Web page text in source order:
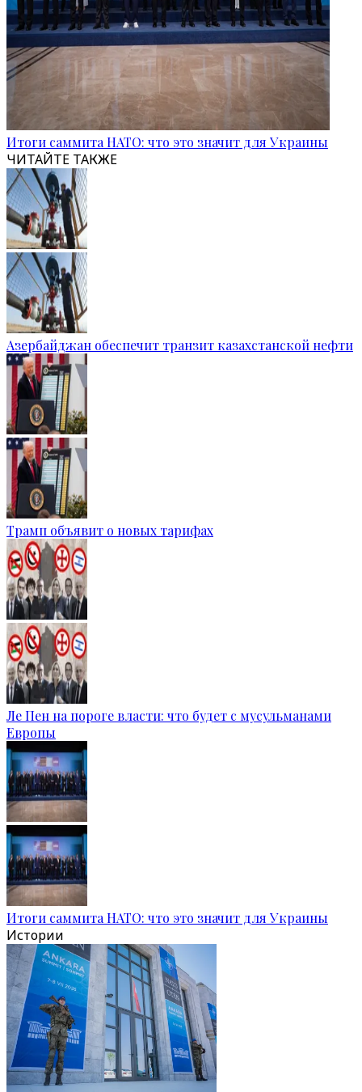
Итоги саммита НАТО: что это значит для Украины
ЧИТАЙТЕ ТАКЖЕ
Азербайджан обеспечит транзит казахстанской нефти
Трамп объявит о новых тарифах
Ле Пен на пороге власти: что будет с мусульманами
Европы
Итоги саммита НАТО: что это значит для Украины
Истории